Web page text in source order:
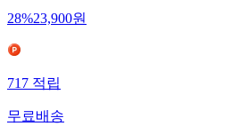
28%23,900원
717적립
무료배송